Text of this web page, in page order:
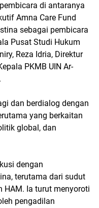
di antaranya
Amna Care Fund
sebagai pembicara
Pusat Studi Hukum
Reza Idria, Direktur
PKMB UIN Ar-
dan berdialog dengan
yang berkaitan
global, dan
dengan
terutama dari sudut
HAM. Ia turut menyoroti
pengadilan